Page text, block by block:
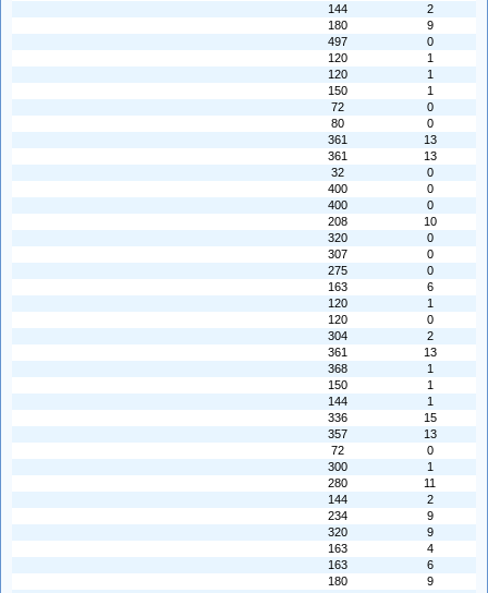
144
2
180
9
497
0
120
1
120
1
150
1
72
0
80
0
361
13
361
13
32
0
400
0
400
0
208
10
320
0
307
0
275
0
163
6
120
1
120
0
304
2
361
13
368
1
150
1
144
1
336
15
357
13
72
0
300
1
280
11
144
2
234
9
320
9
163
4
163
6
180
9